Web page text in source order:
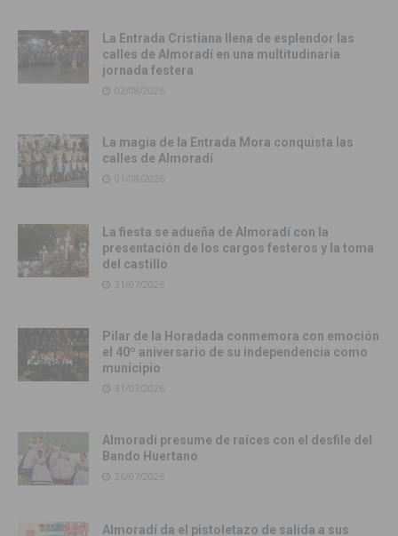
La Entrada Cristiana llena de esplendor las
calles de Almoradí en una multitudinaria
jornada festera
02/08/2026
La magia de la Entrada Mora conquista las
calles de Almoradí
01/08/2026
La fiesta se adueña de Almoradí con la
presentación de los cargos festeros y la toma
del castillo
31/07/2026
Pilar de la Horadada conmemora con emoción
el 40º aniversario de su independencia como
municipio
31/07/2026
Almoradí presume de raíces con el desfile del
Bando Huertano
26/07/2026
Almoradí da el pistoletazo de salida a sus